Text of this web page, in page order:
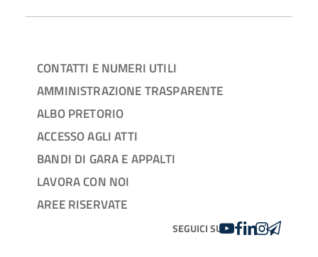
CONTATTI E NUMERI UTILI
AMMINISTRAZIONE TRASPARENTE
ALBO PRETORIO
ACCESSO AGLI ATTI
BANDI DI GARA E APPALTI
LAVORA CON NOI
AREE RISERVATE
SEGUICI SUYOUTUBE
FACEBOOK
LINKEDIN
INSTAGRAM